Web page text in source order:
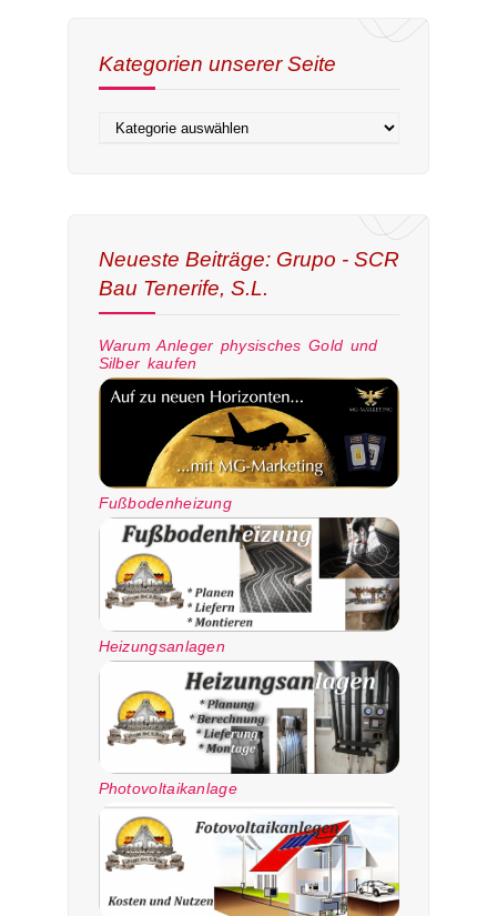
Kategorien unserer Seite
Neueste Beiträge: Grupo - SCR
Bau Tenerife, S.L.
Warum Anleger physisches Gold und
Silber kaufen
Fußbodenheizung
Heizungsanlagen
Photovoltaikanlage